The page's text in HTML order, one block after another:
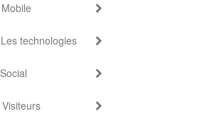
Mobile
Les technologies
Social
Visiteurs